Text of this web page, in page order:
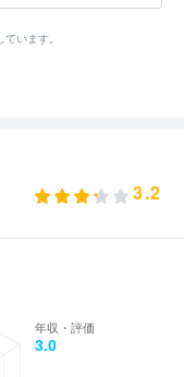
います。
3.2
年収・評価
3.0